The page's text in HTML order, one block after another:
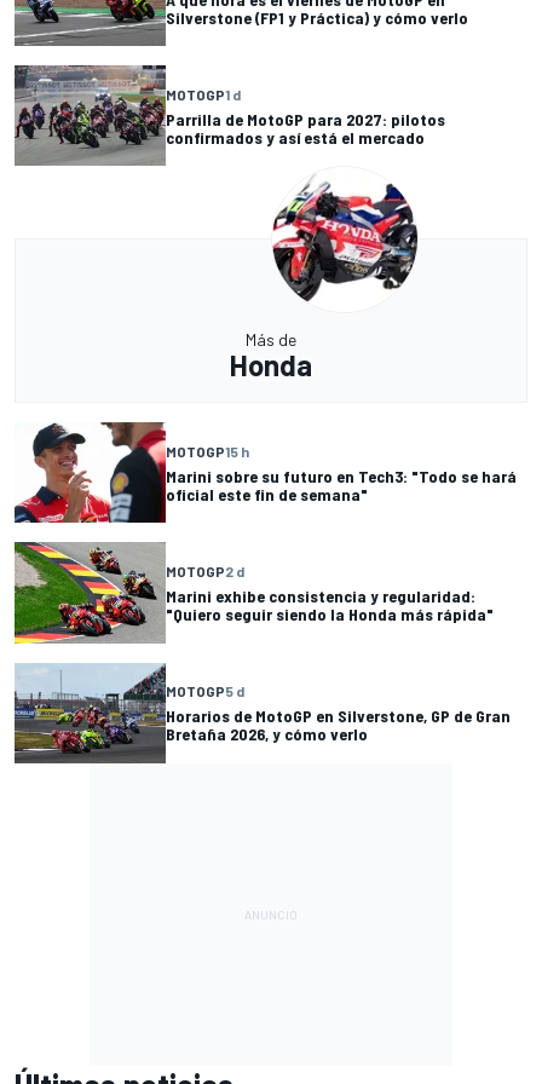
Silverstone (FP1 y Práctica) y cómo verlo
MOTOGP1 d
Parrilla de MotoGP para 2027: pilotos
confirmados y así está el mercado
Más de
Honda
MOTOGP15 h
Marini sobre su futuro en Tech3: "Todo se hará
oficial este fin de semana"
MOTOGP2 d
Marini exhibe consistencia y regularidad:
"Quiero seguir siendo la Honda más rápida"
MOTOGP5 d
Horarios de MotoGP en Silverstone, GP de Gran
Bretaña 2026, y cómo verlo